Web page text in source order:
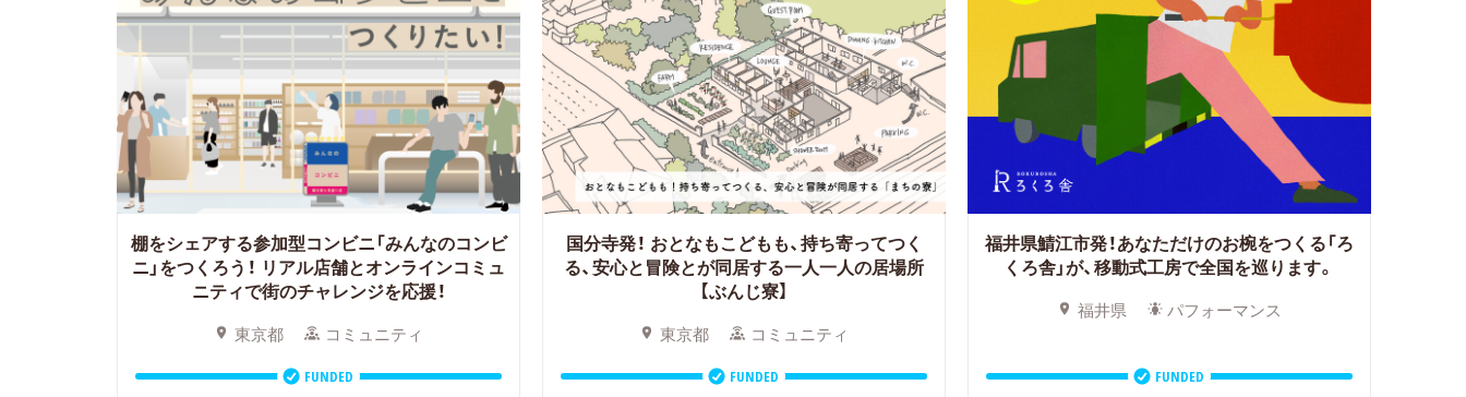
棚をシェアする参加型コンビニ「みんなのコンビ
ニ」をつくろう！ リアル店舗とオンラインコミュ
ニティで街のチャレンジを応援！
東京都 コミュニティ
FUNDED
国分寺発！ おとなもこどもも、持ち寄ってつく
る、安心と冒険とが同居する一人一人の居場所
【ぶんじ寮】
東京都 コミュニティ
FUNDED
福井県鯖江市発！あなただけのお椀をつくる「ろ
くろ舎」が、移動式工房で全国を巡ります。
福井県 パフォーマンス
FUNDED